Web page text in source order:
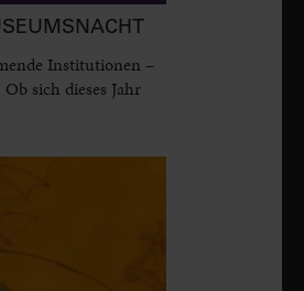
Institutionen –
sich dieses Jahr